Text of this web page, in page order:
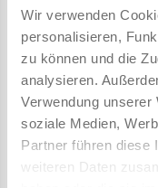
Wir verwenden
personalisieren,
zu können und die
analysieren.
Verwendung
soziale Medien,
Partner führen diese
weiteren Daten
uzbrojenie do
na końcach płatów
Projekt samolotu jest
Stanów
zainteresowanych
LIGHTNING II®
Lockheed Martin,
Northrop Grumman.